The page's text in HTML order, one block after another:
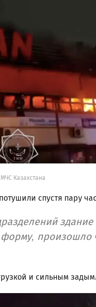
Казахстана
спустя пару
произошло
и сильным